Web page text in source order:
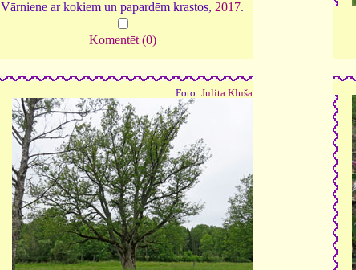
Vārniene ar kokiem un papardēm krastos, 2017.
Komentēt (0)
Foto: Julita Kluša